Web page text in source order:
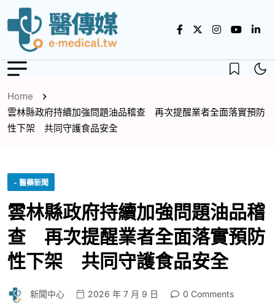
Home
雲林縣政府持續加強問題油品稽查 再次提醒業者全面落實預防
性下架 共同守護食品安全
- 醫藥新聞
雲林縣政府持續加強問題油品稽
查 再次提醒業者全面落實預防
性下架 共同守護食品安全
新聞中心 2026 年 7 月 9 日
0 Comments